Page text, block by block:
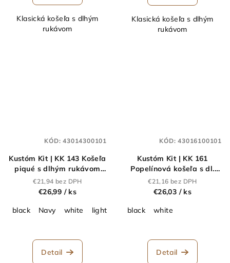
Klasická košeľa s dlhým
rukávom
Klasická košeľa s dlhým
rukávom
Kustóm Kit | KK 143 Košeľa
piqué s dlhým rukávom
"Superwash"_43.0143
€21,94 bez DPH
€26,99 / ks
black
Navy white light heather blue
Detail
KÓD:43014300101
Kustóm Kit | KK 161
Popelínová košeľa s dl.
rukávom a mao
golierom_43.0161
€21,16 bez DPH
€26,03 / ks
black
white
Detail
KÓD:43016100101